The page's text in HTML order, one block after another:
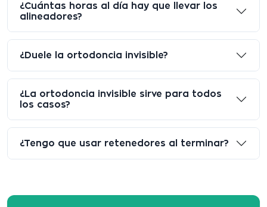
¿Cuántas horas al día hay que llevar los
alineadores?
¿Duele la ortodoncia invisible?
¿La ortodoncia invisible sirve para todos
los casos?
¿Tengo que usar retenedores al terminar?